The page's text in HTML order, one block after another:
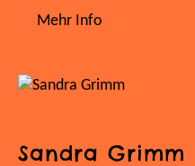
Mehr Info
Sandra Grimm